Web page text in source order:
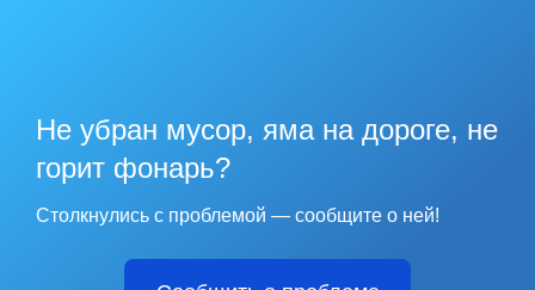
Не убран мусор, яма на дороге, не
горит фонарь?
Столкнулись с проблемой — сообщите о ней!